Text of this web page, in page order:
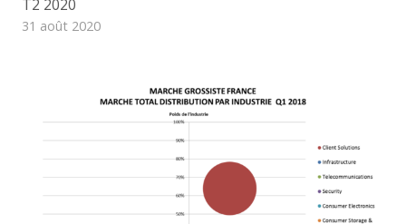
T2 2020
31 août 2020